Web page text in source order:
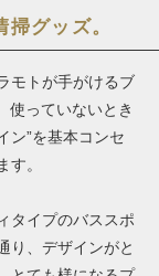
グッズ。
モトが手がけるブ
使っていないとき
ン”を基本コンセ
。
タイプのバススポ
り、デザインがと